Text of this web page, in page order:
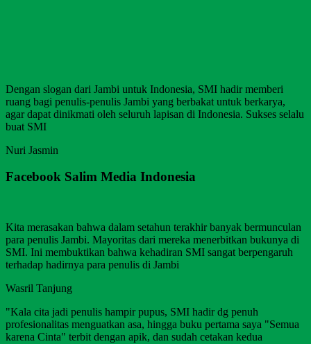
Dengan slogan dari Jambi untuk Indonesia, SMI hadir memberi
ruang bagi penulis-penulis Jambi yang berbakat untuk berkarya,
agar dapat dinikmati oleh seluruh lapisan di Indonesia. Sukses selalu
buat SMI
Nuri Jasmin
Facebook Salim Media Indonesia
Kita merasakan bahwa dalam setahun terakhir banyak bermunculan
para penulis Jambi. Mayoritas dari mereka menerbitkan bukunya di
SMI. Ini membuktikan bahwa kehadiran SMI sangat berpengaruh
terhadap hadirnya para penulis di Jambi
Wasril Tanjung
"Kala cita jadi penulis hampir pupus, SMI hadir dg penuh
profesionalitas menguatkan asa, hingga buku pertama saya "Semua
karena Cinta" terbit dengan apik, dan sudah cetakan kedua